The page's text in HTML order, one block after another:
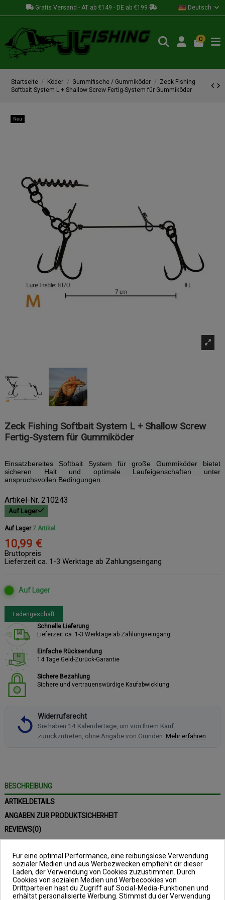
Gratis Versand - AT ab €149 - DE ab €199 Deutsch
0
Startseite Köder Gummifische / Gummiköder
Zeck Fishing
Softbait System L + Shallow Screw Fertig-System für Gummiköder
Neu
Zeck Fishing Softbait System L + Shallow Screw
Fertig-System für Gummiköder
Einsatzbereites Softbait System für große Gummiköder bietet
sicheren Halt und optimale Laufeigenschaften unter
anspruchsvollen Bedingungen.
Artikel-Nr. 210243
Auf Lager
Auf Lager 7 Artikel
10,99 €
Bruttopreis
Lieferzeit ca. 1-3 Werktage ab Zahlungseingang
Auf Lager
Ladengeschäft
Schnelle Lieferung
Lieferzeit ca. 1-3 Werktage ab Zahlungseingang
Einfache Rücksendung
14 Tage Geld-Zurück-Garantie
Sichere Bezahlung
Sichere und vertrauenswürdige Kaufabwicklung
Widerrufsrecht
Sie haben 14 Kalendertage, um von Ihrem Kauf
zurückzutreten, ohne Angabe von Gründen. Mehr erfahren
BESCHREIBUNG
ARTIKELDETAILS
ANGABEN ZUR PRODUKTSICHERHEIT
REVIEWS(0)
Zeck Fishing Softbait
System L
Für eine optimal Performance, eine reibungslose Verwendung
sozialer Medien und aus Werbezwecken empfiehlt dir dieser
Laden, der Verwendung von Cookies zuzustimmen. Durch
Cookies von sozialen Medien und Werbecookies von
Drittparteien hast du Zugriff auf Social-Media-Funktionen und
erhältst personalisierte Werbung. Stimmst du der Verwendung